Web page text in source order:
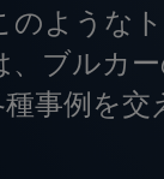
のような
ブルカ
事例を